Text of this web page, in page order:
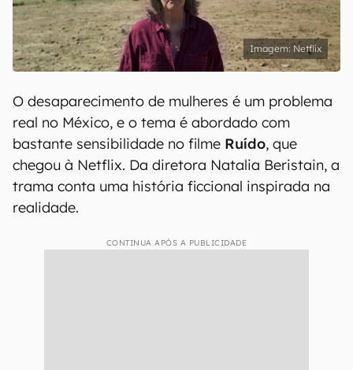
Netflix
O desaparecimento de mulheres é um problema
real no México, e o tema é abordado com
bastante sensibilidade no filme Ruído, que
chegou à Netflix. Da diretora Natalia Beristain, a
trama conta uma história ficcional inspirada na
realidade.
CONTINUA APÓS A PUBLICIDADE